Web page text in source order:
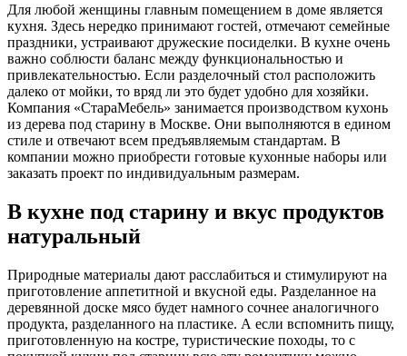
Для любой женщины главным помещением в доме является
кухня. Здесь нередко принимают гостей, отмечают семейные
праздники, устраивают дружеские посиделки. В кухне очень
важно соблюсти баланс между функциональностью и
привлекательностью. Если разделочный стол расположить
далеко от мойки, то вряд ли это будет удобно для хозяйки.
Компания «СтараМебель» занимается производством кухонь
из дерева под старину в Москве. Они выполняются в едином
стиле и отвечают всем предъявляемым стандартам. В
компании можно приобрести готовые кухонные наборы или
заказать проект по индивидуальным размерам.
В кухне под старину и вкус продуктов
натуральный
Природные материалы дают расслабиться и стимулируют на
приготовление аппетитной и вкусной еды. Разделанное на
деревянной доске мясо будет намного сочнее аналогичного
продукта, разделанного на пластике. А если вспомнить пищу,
приготовленную на костре, туристические походы, то с